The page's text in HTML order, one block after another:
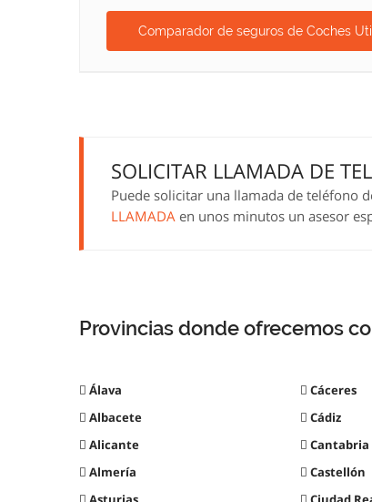
Comparador de seguros de Coches
SOLICITAR LLAMADA DE
Puede solicitar una llamada de teléfono
LLAMADA en unos minutos un asesor
Provincias donde ofrecemos
Álava
Albacete
Alicante
Almería
Cáceres
Cádiz
Cantabria
Castellón